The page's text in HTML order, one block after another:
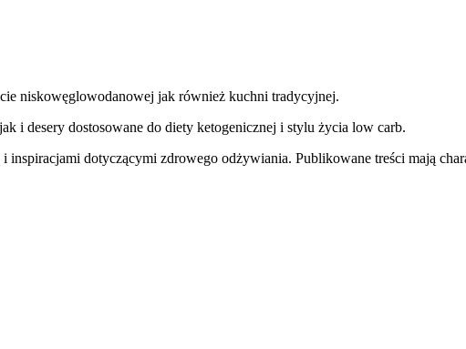
niskowęglowodanowej jak również kuchni tradycyjnej.
i desery dostosowane do diety ketogenicznej i stylu życia low carb.
inspiracjami dotyczącymi zdrowego odżywiania. Publikowane treści mają